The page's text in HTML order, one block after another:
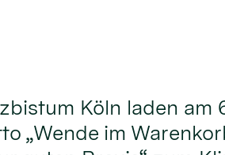
Köln laden am
„Wende im